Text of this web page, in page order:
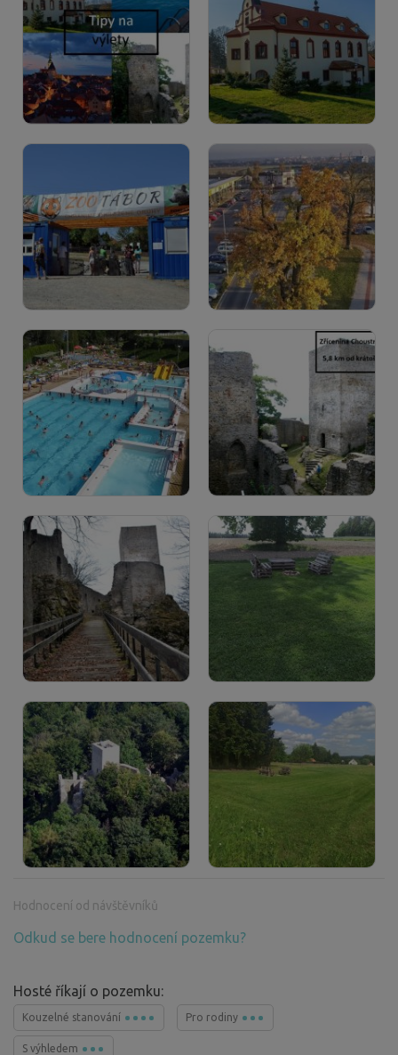
Hodnocení od návštěvníků
Odkud se bere hodnocení pozemku?
Hosté říkají o pozemku:
Kouzelné stanování Pro rodiny
S výhledem